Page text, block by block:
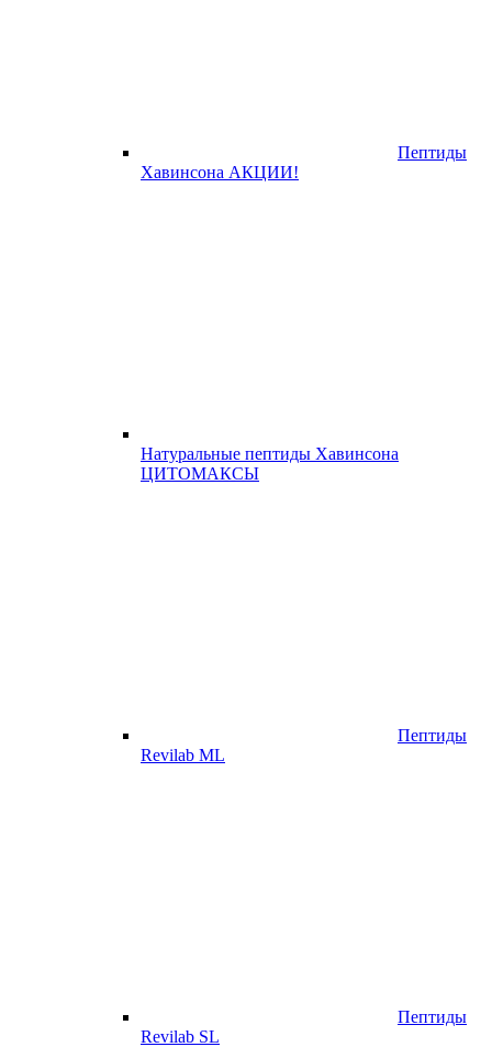
Пептиды
Хавинсона АКЦИИ!
Натуральные пептиды Хавинсона
ЦИТОМАКСЫ
Пептиды
Revilab ML
Пептиды
Revilab SL